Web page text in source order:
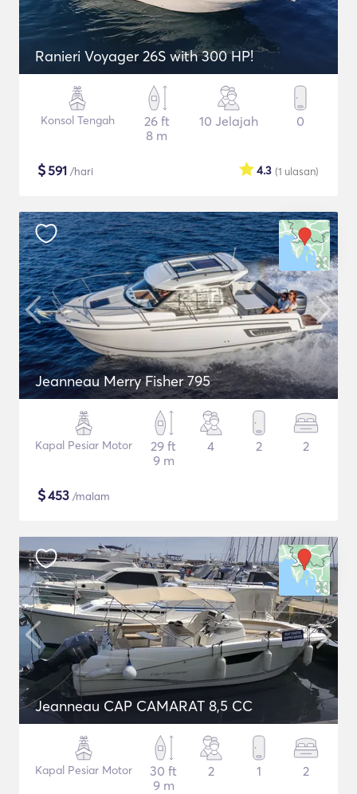
Ranieri Voyager 26S with 300 HP!
Konsol Tengah
26 ft
8 m
10 Jelajah 0
$591 /hari (1 ulasan)
4.3
Jeanneau Merry Fisher 795
Kapal Pesiar Motor
29 ft
9 m
4 2 2
$453 /malam
Jeanneau CAP CAMARAT 8,5 CC
Kapal Pesiar Motor
30 ft
9 m
2 1 2